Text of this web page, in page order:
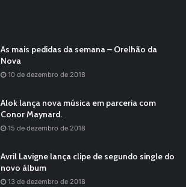
As mais pedidas da semana – Orelhão da
Nova
10 de dezembro de 2018
Alok lança nova música em parceria com
Conor Maynard.
15 de dezembro de 2018
Avril Lavigne lança clipe de segundo single do
novo álbum
13 de dezembro de 2018